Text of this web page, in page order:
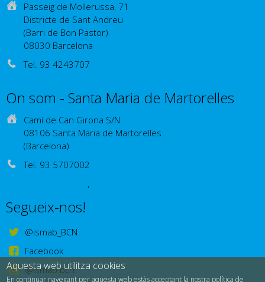
Passeig de Mollerussa, 71
Districte de Sant Andreu
(Barri de Bon Pastor)
08030 Barcelona
Tel. 93 4243707
On som - Santa Maria de Martorelles
Camí de Can Girona S/N
08106 Santa Maria de Martorelles
(Barcelona)
Tel. 93 5707002
,
Segueix-nos!
@ismab_BCN
Facebook
@ismab.bcn
Aquesta web utilitza cookies
En continuar navegant per aquesta web estàs acceptant la nostra política de